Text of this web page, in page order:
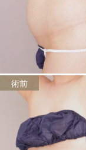
術前